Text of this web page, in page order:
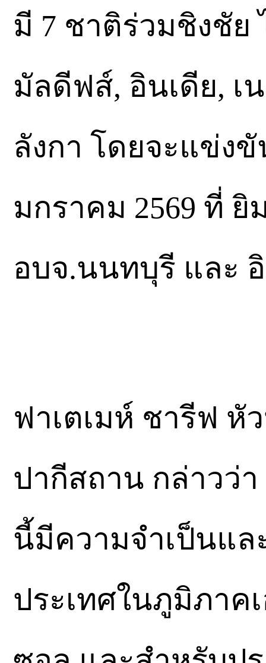
มี 7 ชาติร่วมชิงชัย
มัลดีฟส์, อินเดีย, เ
ลังกา โดยจะแข่งขั
มกราคม 2569 ที่
อบจ.นนทบุรี และ
ฟาเตเมห์ ชารีฟ
ปากีสถาน กล่าวว่
นี้มีความจำเป็นแ
ประเทศในภูมิภาค